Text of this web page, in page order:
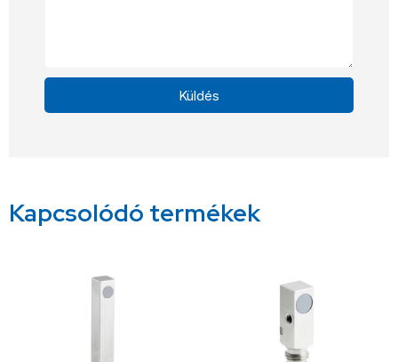
Küldés
Kapcsolódó termékek